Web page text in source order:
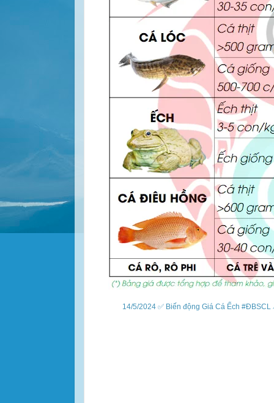
14/5/2024 ✅ Biến động Giá Cá Ếch